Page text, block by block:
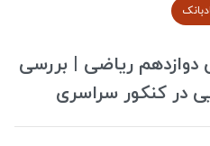
دوازدهم ریاضی | بررسی
در کنکور سراسری